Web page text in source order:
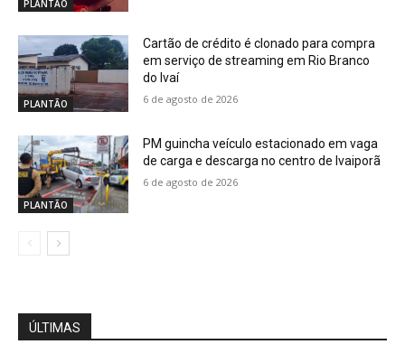
PLANTÃO
PLANTÃO
Cartão de crédito é clonado para compra
em serviço de streaming em Rio Branco
do Ivaí
6 de agosto de 2026
PLANTÃO
PM guincha veículo estacionado em vaga
de carga e descarga no centro de Ivaiporã
6 de agosto de 2026
ÚLTIMAS